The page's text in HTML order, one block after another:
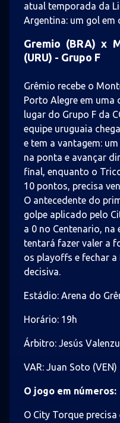
atual temporada da
Argentina: um gol em
Gremio (BRA) x
(URU) - Grupo F
Grêmio recebe o
Porto Alegre em uma
lugar do Grupo F da
equipe uruguaia
e tem a vantagem:
na ponta e avançar
final, enquanto o
10 pontos, precisa
O antecedente do
golpe aplicado pelo
a 0 no Centenario, na
tentará fazer valer a
os playoffs e fechar
decisiva.
Estádio: Arena do
Horário: 19h
Árbitro: Jesús
VAR: Juan Soto (VEN)
O jogo em números:
O City Torque